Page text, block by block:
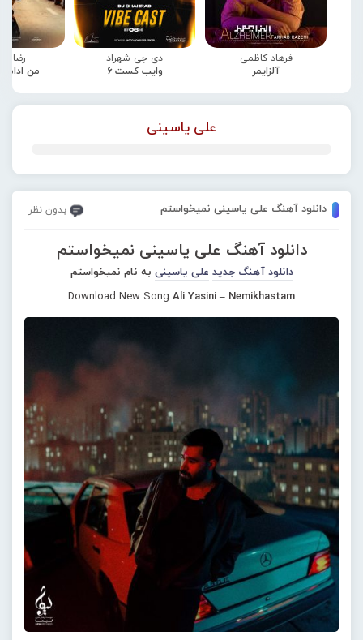
فرهاد کاظمی
آلزایمر
دی جی شهراد
وایب کست 6
رضا
من
علی یاسینی
دانلود آهنگ علی یاسینی نمیخواستم بدون نظر
دانلود آهنگ علی یاسینی نمیخواستم
دانلود آهنگ جدید علی یاسینی به نام نمیخواستم
Download New Song Ali Yasini – Nemikhastam